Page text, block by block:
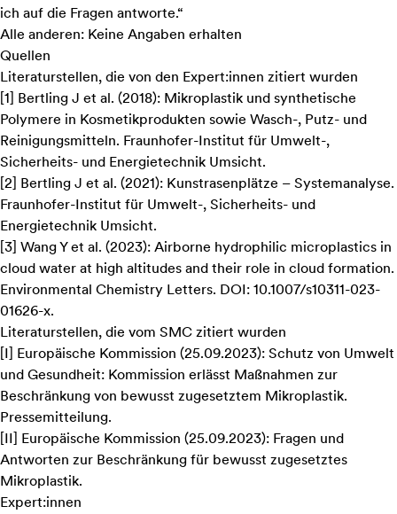
ich auf die Fragen antworte.“
Alle anderen: Keine Angaben erhalten
Quellen
Literaturstellen, die von den Expert:innen zitiert wurden
[1] Bertling J et al. (2018): Mikroplastik und synthetische
Polymere in Kosmetikprodukten sowie Wasch-, Putz- und
Reinigungsmitteln. Fraunhofer-Institut für Umwelt-,
Sicherheits- und Energietechnik Umsicht.
[2] Bertling J et al. (2021): Kunstrasenplätze – Systemanalyse.
Fraunhofer-Institut für Umwelt-, Sicherheits- und
Energietechnik Umsicht.
[3] Wang Y et al. (2023): Airborne hydrophilic microplastics in
cloud water at high altitudes and their role in cloud formation.
Environmental Chemistry Letters. DOI: 10.1007/s10311-023-
01626-x.
Literaturstellen, die vom SMC zitiert wurden
[I] Europäische Kommission (25.09.2023): Schutz von Umwelt
und Gesundheit: Kommission erlässt Maßnahmen zur
Beschränkung von bewusst zugesetztem Mikroplastik.
Pressemitteilung.
[II] Europäische Kommission (25.09.2023): Fragen und
Antworten zur Beschränkung für bewusst zugesetztes
Mikroplastik.
Expert:innen